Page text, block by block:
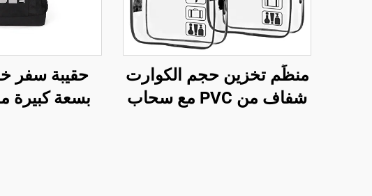
منظِّم تخزين حجم الكوارت
شفاف من PVC مع سحاب
حقيبة سفر
بسعة